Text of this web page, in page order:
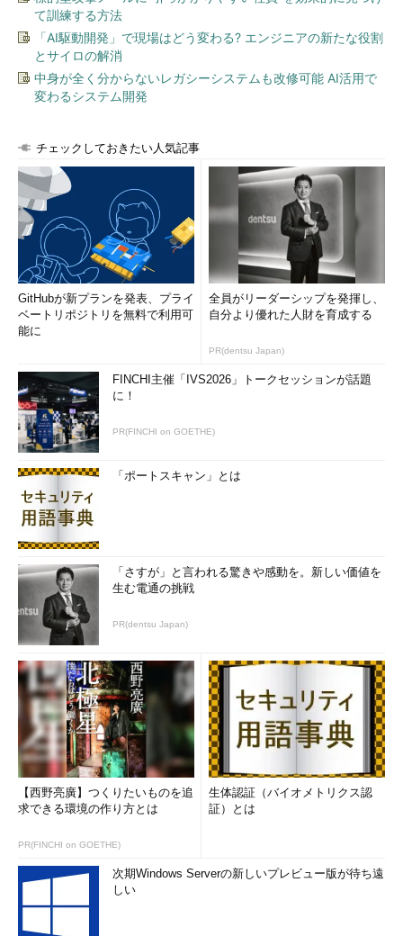
USB Charger （USB Power Delivery）（USB
Implementers Forum）
そもそも「電力」って何？
ここでは、本文理解のために最低限度の解説として「電力」を
「電力」とは、電気が行う仕事、電気が持つエネルギーのこと
である。単位はW（ワット）で、「W数」とは電力を表す数値を
意味する。電力と電圧、電流の関係は、「電力[W] ＝ 電圧[V] ×
電流[A]」となっている（直流の場合）。
電圧の単位はV（ボルト）で、電流の単位はA（アンペア）で
ある。例えば、5Vで1Aが流れている場合、電源は5Wの電力を出
力していることになる。なお、電気のエネルギーで主導的な役割
を持つのは電流である。電力は、電力を出力する「電源」と電力
を消費する「負荷」が接続されたときに存在するもので、電源だ
け、負荷だけの場合には、電流が流れないために電力そのものが
存在していない。
ただし、電流は負荷側の状態で決まる。このときの電力を「消
負荷側の仕様、動作で決まることに注意されたい。ただし、全て
の電源には、出力できる最大電流（あるいは最大電力）があり、
例えば、5V最大1Aの電源があったとき、出力電流は、負荷によ
って決まるが、電源側の仕様により最大1A（電力にすれば5W）
までしか出力できない。
USB Type-CとUSB PDの関係
USB PDは、簡単にいうとUSB Type-Cコネクターの電源機能
Type-CとUSB PDは密接に関係しており、USB Type-Cの特徴と
して喧伝（けんでん）される機能のうちの幾つかは、USB PDと
の組み合わせでのみ実現できるものも少なくない。
例えば、USB Type-Cの特徴の一つであるAlternate Modeは、
USB PDが実装されているUSB Type-Cコネクターの機能であ
る。Alternate Modeとは、USB以外の仕様（ゲスト仕様と呼ばれ
る）の信号をUSB Type-Cポートから出力する機能だ。このゲス
ト仕様の信号への切り替えなどをUSB PDのデバイス間通信で行
て訓練する方法
「AI駆動開発」で現場はどう変わる? エンジニアの新たな役割
とサイロの解消
中身が全く分からないレガシーシステムも改修可能 AI活用で
変わるシステム開発
チェックしておきたい人気記事
GitHubが新プランを発表、プライ
ベートリポジトリを無料で利用可
能に
全員がリーダーシップを発揮し、
自分より優れた人財を育成する
PR(dentsu Japan)
FINCHI主催「IVS2026」トークセッションが話題
に！
PR(FINCHI on GOETHE)
「ポートスキャン」とは
「さすが」と言われる驚きや感動を。新しい価値を
生む電通の挑戦
PR(dentsu Japan)
【西野亮廣】つくりたいものを追
求できる環境の作り方とは
PR(FINCHI on GOETHE)
生体認証（バイオメトリクス認
証）とは
次期Windows Serverの新しいプレビュー版が待ち遠
しい